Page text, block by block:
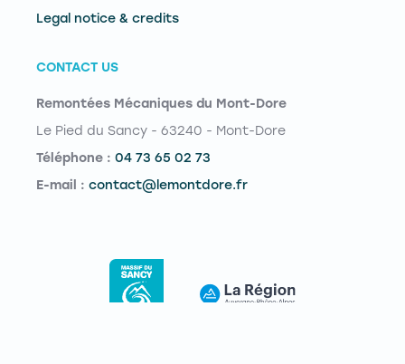
Legal notice & credits
CONTACT US
Remontées Mécaniques du Mont-Dore
Le Pied du Sancy - 63240 - Mont-Dore
Téléphone : 04 73 65 02 73
E-mail : contact@lemontdore.fr